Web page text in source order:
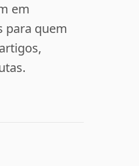
em
para quem